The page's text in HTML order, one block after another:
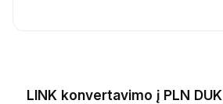
LINK konvertavimo į PLN DUK